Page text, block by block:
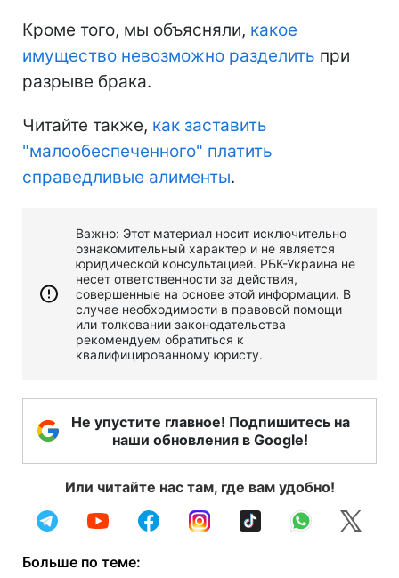
Кроме того, мы объясняли, какое
имущество невозможно разделить при
разрыве брака.
Читайте также, как заставить
"малообеспеченного" платить
справедливые алименты.
Важно: Этот материал носит исключительно
ознакомительный характер и не является
юридической консультацией. РБК-Украина не
несет ответственности за действия,
совершенные на основе этой информации. В
случае необходимости в правовой помощи
или толковании законодательства
рекомендуем обратиться к
квалифицированному юристу.
Не упустите главное! Подпишитесь на
наши обновления в Google!
Или читайте нас там, где вам удобно!
Больше по теме: